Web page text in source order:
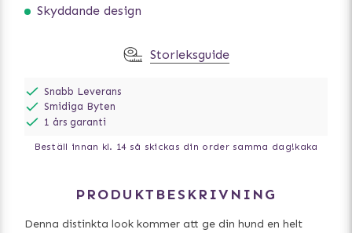
Skyddande design
Storleksguide
Snabb Leverans
Smidiga Byten
1 års garanti
Beställ innan kl. 14 så skickas din order samma dag!kaka
PRODUKTBESKRIVNING
Denna distinkta look kommer att ge din hund en helt